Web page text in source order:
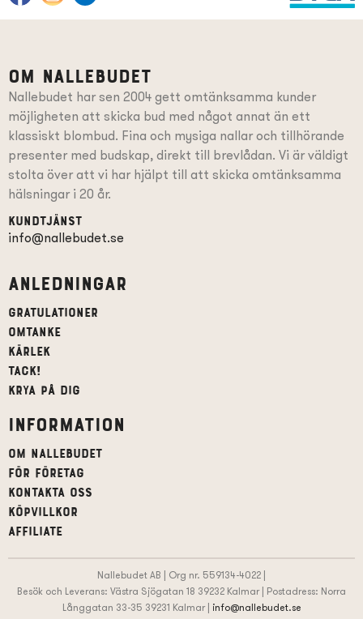
Om Nallebudet
Nallebudet har sen 2004 gett omtänksamma kunder
möjligheten att skicka bud med något annat än ett
klassiskt blombud. Fina och mysiga nallar och tillhörande
presentermed budskap, direkt till brevlådan. Vi är väldigt
stolta över att vi har hjälpt till att skicka omtänksamma
hälsningar i 20 år.
Kundtjänst
info@nallebudet.se
Anledningar
Gratulationer
Omtanke
Kärlek
Tack!
Krya på dig
Information
Om Nallebudet
För företag
Kontakta oss
Köpvillkor
affiliate
Nallebudet AB | Org nr. 559134-4022 |
Besök och Leverans: Västra Sjögatan 18 39232 Kalmar | Postadress: Norra
Långgatan 33-35 39231 Kalmar | info@nallebudet.se